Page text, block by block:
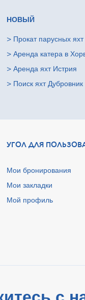
НОВЫЙ
> Прокат парусных
> Аренда катера в
> Аренда яхт Истрия
> Поиск яхт Дубровник
УГОЛ ДЛЯ
Мои бронирования
Мои закладки
Мой профиль